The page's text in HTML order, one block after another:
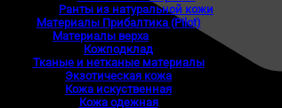
Ранты из натуральной кожи
Материалы Прибалтика (Pilot)
Материалы верха
Кожподклад
Тканые и нетканые материалы
Экзотическая кожа
Кожа искуственная
Кожа одежная